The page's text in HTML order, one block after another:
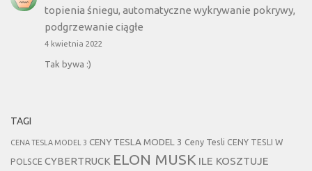
topienia śniegu, automatyczne wykrywanie pokrywy,
podgrzewanie ciągłe
4 kwietnia 2022
Tak bywa :)
TAGI
CENA TESLA MODEL 3 CENY TESLA MODEL 3 Ceny Tesli CENY TESLI W
POLSCE CYBERTRUCK ELON MUSK ILE KOSZTUJE